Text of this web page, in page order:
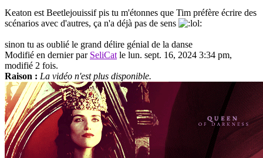
Keaton est Beetlejouissif pis tu m'étonnes que Tim préfère écrire des
scénarios avec d'autres, ça n'a déjà pas de sens
sinon tu as oublié le grand délire génial de la danse
Modifié en dernier par SeliCat le lun. sept. 16, 2024 3:34 pm,
modifié 2 fois.
Raison : La vidéo n'est plus disponible.